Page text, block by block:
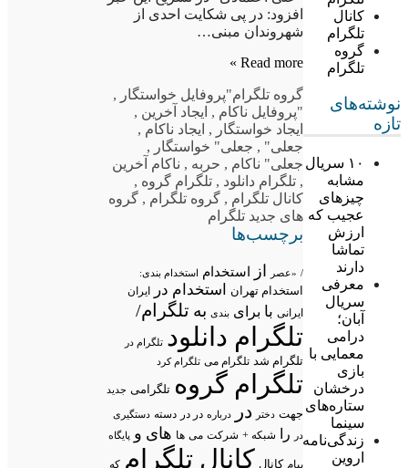
کانال
تلگرام
گروه
تلگرام
نوشته‌های
تازه
۱۰ سریال
مشابه
چیزهای
عجیب که
ارزش
تماشا
دارند
معرفی
سریال
آبان؛
درامی
معمایی با
بازی
درخشان
ستاره‌های
سینما
زندگی‌نامه
اروین
افزود: در پی شکایت احدی از
شهروندان مبنی…
Read more »
گروه تلگرام"پروفایل خواستگار ,
"پروفایل ناکام , ایجاد آخرین ,
ایجاد خواستگار , ایجاد ناکام ,
جعلی" , جعلی" خواستگار ,
جعلی" ناکام , حربه , ناکام آخرین
, تلگرام دانلود , تلگرام گروه ,
کانال تلگرام , گروه تلگرام , گروه
های جدید تلگرام
برچسب‌ها
/ «عصر از استخدام استخدام بندی:
استخدام تهران استخدام در ایران
ایرانی با برای بندی به تلگرام/
تلگرام دانلود تلگرام در
تلگرام شد تلگرام می تلگرام کرد
تلگرام گروه تلگرامی جدید
جهت دختر در درباره در در دسته دستگیری
در
را شبکه + شرکت می ها های و پایگاه
پیام کانال کانال تلگرام که